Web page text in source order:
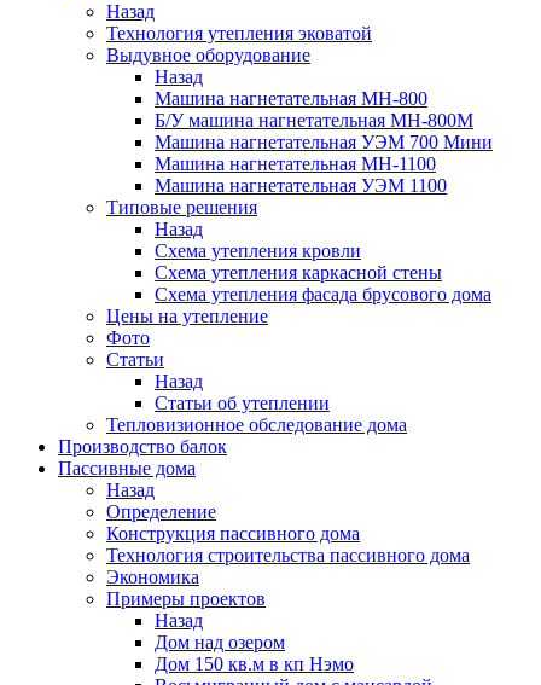
Назад
Технология утепления эковатой
Выдувное оборудование
Назад
Машина нагнетательная МН-800
Б/У машина нагнетательная МН-800М
Машина нагнетательная УЭМ 700 Мини
Машина нагнетательная МН-1100
Машина нагнетательная УЭМ 1100
Типовые решения
Назад
Схема утепления кровли
Схема утепления каркасной стены
Схема утепления фасада брусового дома
Цены на утепление
Фото
Статьи
Назад
Статьи об утеплении
Тепловизионное обследование дома
Производство балок
Пассивные дома
Назад
Определение
Конструкция пассивного дома
Технология строительства пассивного дома
Экономика
Примеры проектов
Назад
Дом над озером
Дом 150 кв.м в кп Нэмо